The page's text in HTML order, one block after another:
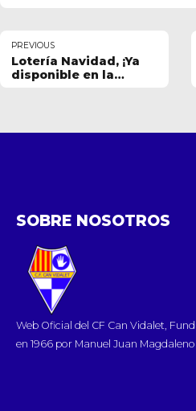
PREVIOUS
Lotería Navidad, ¡Ya
disponible en la
SOBRE NOSOTROS
Web Oficial del CF Can Vidalet,
en 1966 por Manuel Juan Magdaleno